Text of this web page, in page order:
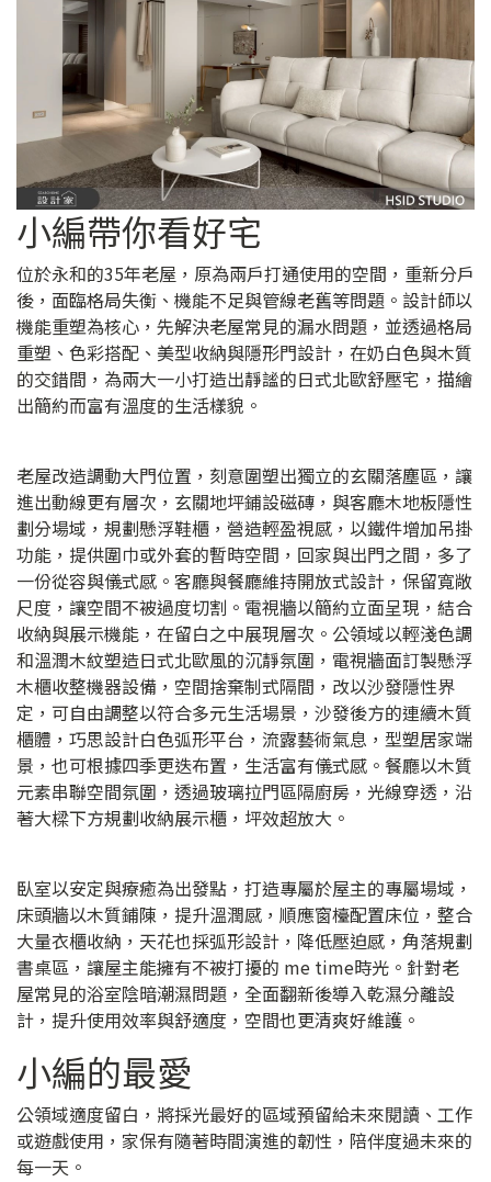
小編帶你看好宅
位於永和的35年老屋，原為兩戶打通使用的空間，重新分戶
後，面臨格局失衡、機能不足與管線老舊等問題。設計師以
機能重塑為核心，先解決老屋常見的漏水問題，並透過格局
重塑、色彩搭配、美型收納與隱形門設計，在奶白色與木質
的交錯間，為兩大一小打造出靜謐的日式北歐舒壓宅，描繪
出簡約而富有溫度的生活樣貌。
老屋改造調動大門位置，刻意圍塑出獨立的玄關落塵區，讓
進出動線更有層次，玄關地坪鋪設磁磚，與客廳木地板隱性
劃分場域，規劃懸浮鞋櫃，營造輕盈視感，以鐵件增加吊掛
功能，提供圍巾或外套的暫時空間，回家與出門之間，多了
一份從容與儀式感。客廳與餐廳維持開放式設計，保留寬敞
尺度，讓空間不被過度切割。電視牆以簡約立面呈現，結合
收納與展示機能，在留白之中展現層次。公領域以輕淺色調
和溫潤木紋塑造日式北歐風的沉靜氛圍，電視牆面訂製懸浮
木櫃收整機器設備，空間捨棄制式隔間，改以沙發隱性界
定，可自由調整以符合多元生活場景，沙發後方的連續木質
櫃體，巧思設計白色弧形平台，流露藝術氣息，型塑居家端
景，也可根據四季更迭布置，生活富有儀式感。餐廳以木質
元素串聯空間氛圍，透過玻璃拉門區隔廚房，光線穿透，沿
著大樑下方規劃收納展示櫃，坪效超放大。
臥室以安定與療癒為出發點，打造專屬於屋主的專屬場域，
床頭牆以木質鋪陳，提升溫潤感，順應窗檯配置床位，整合
大量衣櫃收納，天花也採弧形設計，降低壓迫感，角落規劃
書桌區，讓屋主能擁有不被打擾的 me time時光。針對老
屋常見的浴室陰暗潮濕問題，全面翻新後導入乾濕分離設
計，提升使用效率與舒適度，空間也更清爽好維護。
小編的最愛
公領域適度留白，將採光最好的區域預留給未來閱讀、工作
或遊戲使用，家保有隨著時間演進的韌性，陪伴度過未來的
每一天。